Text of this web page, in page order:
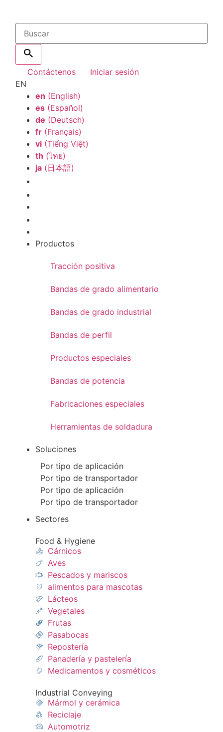
Contáctenos
Iniciar sesión
EN
en (English)
es (Español)
de (Deutsch)
fr (Français)
vi (Tiếng Việt)
th (ไทย)
ja (日本語)
Productos
Tracción positiva
Bandas de grado alimentario
Bandas de grado industrial
Bandas de perfil
Productos especiales
Bandas de potencia
Fabricaciones especiales
Herramientas de soldadura
Soluciones
Por tipo de aplicación
Por tipo de transportador
Por tipo de aplicación
Por tipo de transportador
Sectores
Food & Hygiene
Cárnicos
Aves
Pescados y mariscos​
alimentos para mascotas
Lácteos​
Vegetales
Frutas​
Pasabocas
Repostería​
Panadería y pastelería​
Medicamentos y cosméticos​
Industrial Conveying
Mármol y cerámica
Reciclaje
Automotriz